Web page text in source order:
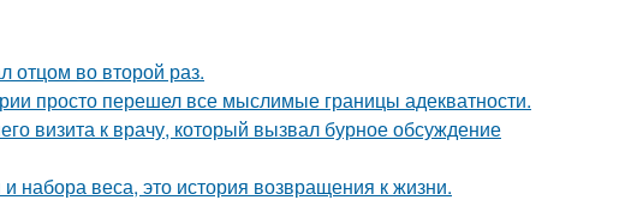
отцом во второй раз.
просто перешел все мыслимые границы адекватности.
визита к врачу, который вызвал бурное обсуждение
набора веса, это история возвращения к жизни.